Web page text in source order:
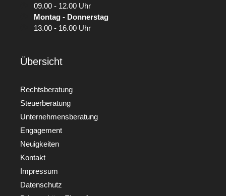
09.00 - 12.00 Uhr
Montag - Donnerstag
13.00 - 16.00 Uhr
Übersicht
Rechtsberatung
Steuerberatung
Unternehmensberatung
Engagement
Neuigkeiten
Kontakt
Impressum
Datenschutz